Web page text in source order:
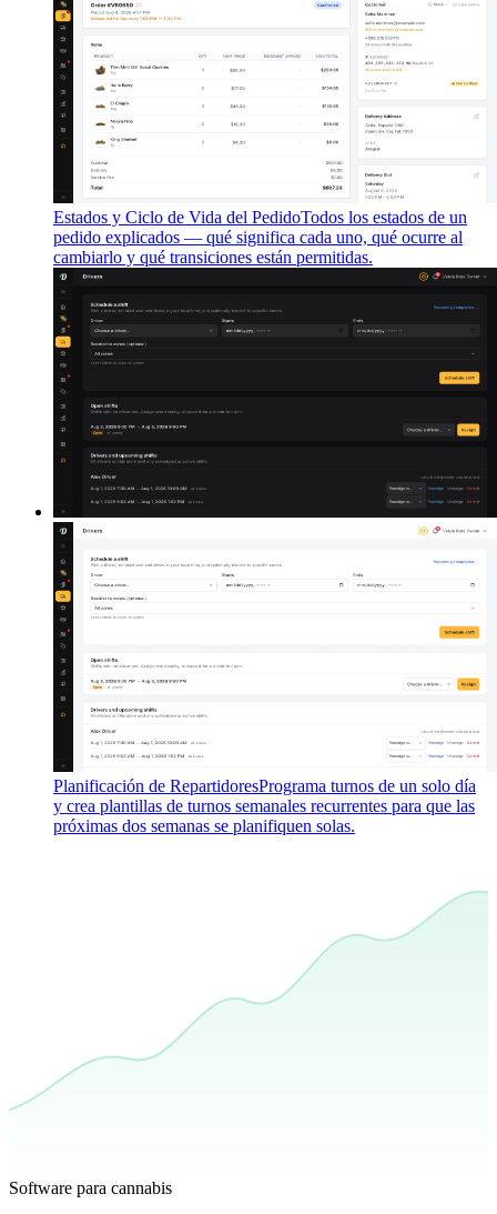
Estados y Ciclo de Vida del PedidoTodos los estados de un
pedido explicados — qué significa cada uno, qué ocurre al
cambiarlo y qué transiciones están permitidas.
Planificación de RepartidoresPrograma turnos de un solo día
y crea plantillas de turnos semanales recurrentes para que las
próximas dos semanas se planifiquen solas.
Software para cannabis